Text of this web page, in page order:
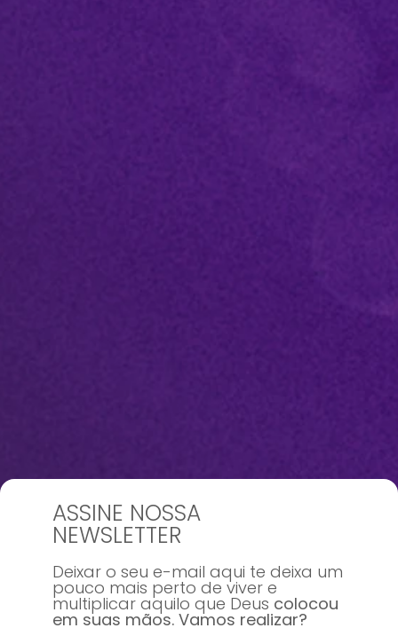
ASSINE NOSSA
NEWSLETTER
Deixar o seu e-mail aqui te deixa um
pouco mais perto de viver e
multiplicar aquilo que Deus colocou
em suas mãos. Vamos realizar?